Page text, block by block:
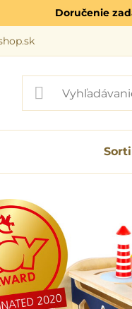
Doručenie